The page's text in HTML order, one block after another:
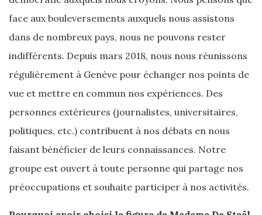
face aux bouleversements auxquels nous assistons
dans de nombreux pays, nous ne pouvons rester
indifférents. Depuis mars 2018, nous nous réunissons
régulièrement à Genève pour échanger nos points de
vue et mettre en commun nos expériences. Des
personnes extérieures (journalistes, universitaires,
politiques, etc.) contribuent à nos débats en nous
faisant bénéficier de leurs connaissances. Notre
groupe est ouvert à toute personne qui partage nos
préoccupations et souhaite participer à nos activités.